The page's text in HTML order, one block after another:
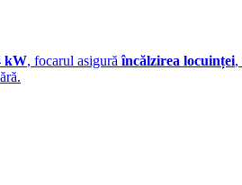
kW, focarul asigurăîncălzirea locuinței,